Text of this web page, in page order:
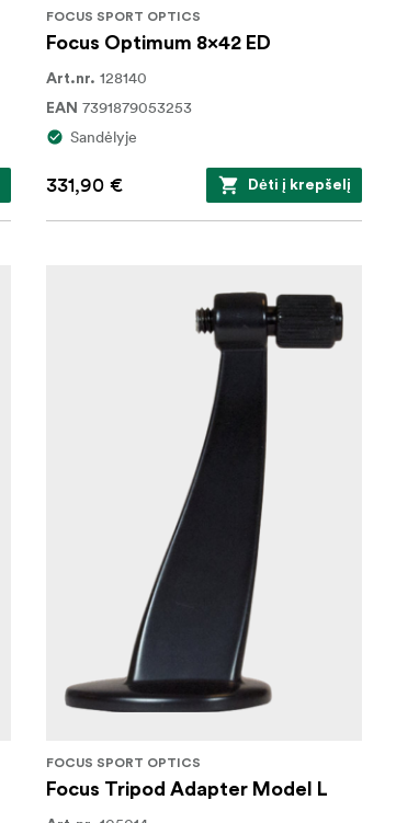
FOCUS SPORT OPTICS
Focus Optimum 8x42 ED
Art.nr. 128140
EAN 7391879053253
Sandėlyje
331,90 € Dėti į krepšelį
FOCUS SPORT OPTICS
Focus Tripod Adapter Model L